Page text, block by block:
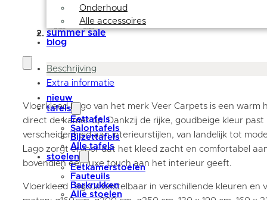
Onderhoud
Alle accessoires
summer sale
blog
nieuw
tafels
Eettafels
Salontafels
Bijzettafels
Alle tafels
stoelen
Eetkamerstoelen
Fauteuils
Barkrukken
Alle stoelen
Beschrijving
Extra informatie
Vloerkleed Lago van het merk Veer Carpets is een warm
direct de kamer op. Dankzij de rijke, goudbeige kleur
verscheidenheid aan interieurstijlen, van landelijk tot
Lago zorgt ervoor dat het kleed zacht en comfortabel
bovendien een luxe touch aan het interieur geeft.
Vloerkleed Lago is bestelbaar in verschillende kleuren en